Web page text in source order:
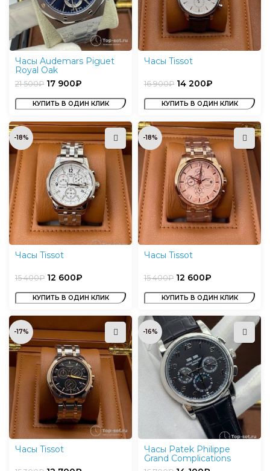
Часы Audemars Piguet
Royal Oak
21 500₽ 17 900₽
КУПИТЬ В ОДИН КЛИК
Часы Tissot
16 900₽ 14 200₽
КУПИТЬ В ОДИН КЛИК
-18%
Часы Tissot
15 400₽ 12 600₽
КУПИТЬ В ОДИН КЛИК
-18%
Часы Tissot
15 400₽ 12 600₽
КУПИТЬ В ОДИН КЛИК
-17%
Часы Tissot
-16%
Часы Patek Philippe
Grand Complications